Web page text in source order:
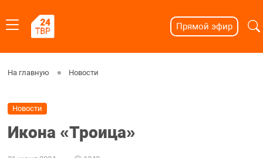
Прямой эфир
На главную Новости
Новости
Икона «Троица»